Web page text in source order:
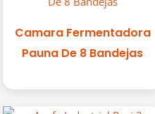
Camara Fermentadora
Pauna De 8 Bandejas